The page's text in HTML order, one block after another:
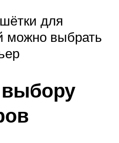
для
можно выбрать